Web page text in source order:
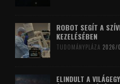
ROBOT SEGÍT A
KEZELÉSÉBEN
TUDOMÁNYPLÁZA 2026/
ELINDULT A